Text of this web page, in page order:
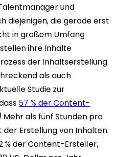
und
diejenigen, die gerade erst
in großem Umfang
ihre Inhalte
der Inhaltserstellung
als auch
Studie zur
57 % der Content-
Mehr als fünf Stunden pro
Erstellung von Inhalten.
% der Content-Ersteller,